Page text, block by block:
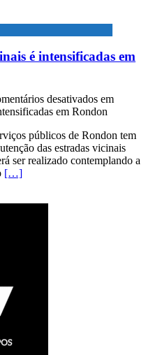
é intensificadas em
desativados em
em Rondon
públicos de Rondon tem
das estradas vicinais
ser realizado contemplando a
[…]